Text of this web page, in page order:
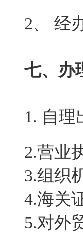
2、 经
七、办
1. 自理
2.营业
3.组织
4.海关
5.对外